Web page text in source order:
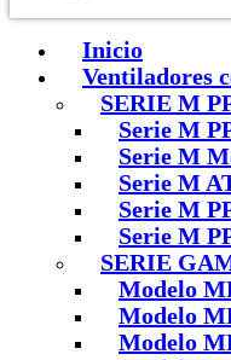
Inicio
Ventiladores
SERIE M
Serie M
Serie M
Serie M
Serie M
Serie M
SERIE
Modelo
Modelo
Modelo